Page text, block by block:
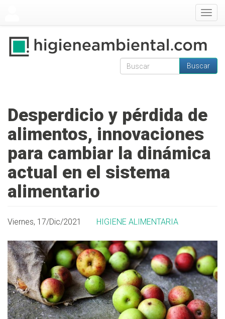
Formulario de
Buscar
Desperdicio y pérdida de
alimentos, innovaciones
para cambiar la dinámica
actual en el sistema
alimentario
Viernes, 17/Dic/2021 HIGIENE ALIMENTARIA